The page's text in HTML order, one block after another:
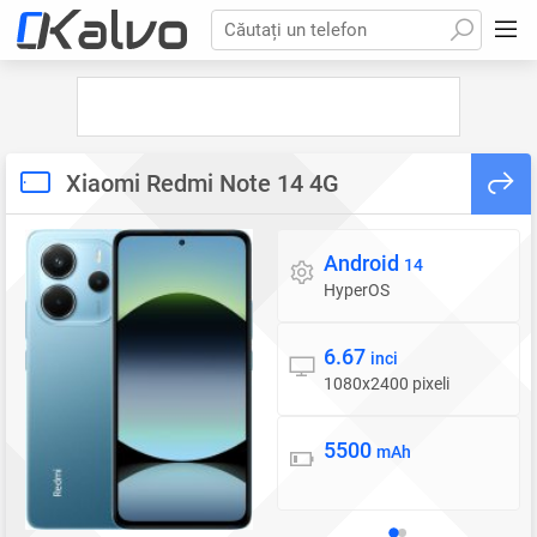
Căutați un telefon
Xiaomi Redmi Note 14 4G
Sistem de operare
Android 14
HyperOS
Display
6.67 inci
1080x2400 pixeli
Baterie
5500 mAh